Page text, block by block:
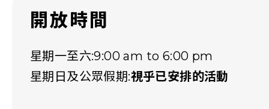
開放時間
星期一至六:9:00 am to 6:00 pm
星期日及公眾假期:視乎已安排的活動